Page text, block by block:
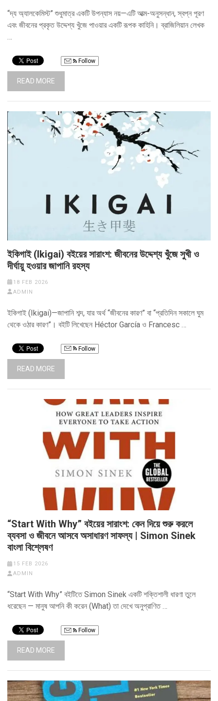
“দ্য অ্যালকেমিস্ট” শুধুমাত্র একটি উপন্যাস নয়—এটি আত্ম-অনুসন্ধান, স্বপ্ন পূরণ
এবং জীবনের প্রকৃত উদ্দেশ্য খুঁজে পাওয়ার একটি রূপক কাহিনি। ব্রাজিলিয়ান লেখক
…
Follow
READ MORE
ইকিগাই (Ikigai) বইয়ের সারাংশ: জীবনের উদ্দেশ্য খুঁজে সুখী ও
দীর্ঘায়ু হওয়ার জাপানি রহস্য
18 FEB 2026
ADMIN
ইকিগাই (Ikigai)—জাপানি শব্দ, যার অর্থ “জীবনের কারণ” বা “প্রতিদিন সকালে ঘুম
থেকে ওঠার কারণ”। বইটি লিখেছেন Héctor García ও Francesc …
Follow
READ MORE
“Start With Why” বইয়ের সারাংশ: কেন দিয়ে শুরু করলে
ব্যবসা ও জীবনে আসবে অসাধারণ সাফল্য | Simon Sinek
বাংলা বিশ্লেষণ
15 FEB 2026
ADMIN
“Start With Why” বইটিতে Simon Sinek একটি শক্তিশালী ধারণা তুলে
ধরেছেন — মানুষ আপনি কী করেন (What) তা দেখে অনুপ্রাণিত …
Follow
READ MORE